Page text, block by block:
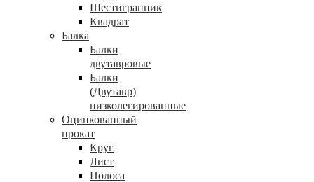
Шестигранник
Квадрат
Балка
Балки
двутавровые
Балки
(Двутавр)
низколегированные
Оцинкованный
прокат
Круг
Лист
Полоса